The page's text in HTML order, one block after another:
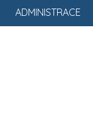
ADMINISTRACE